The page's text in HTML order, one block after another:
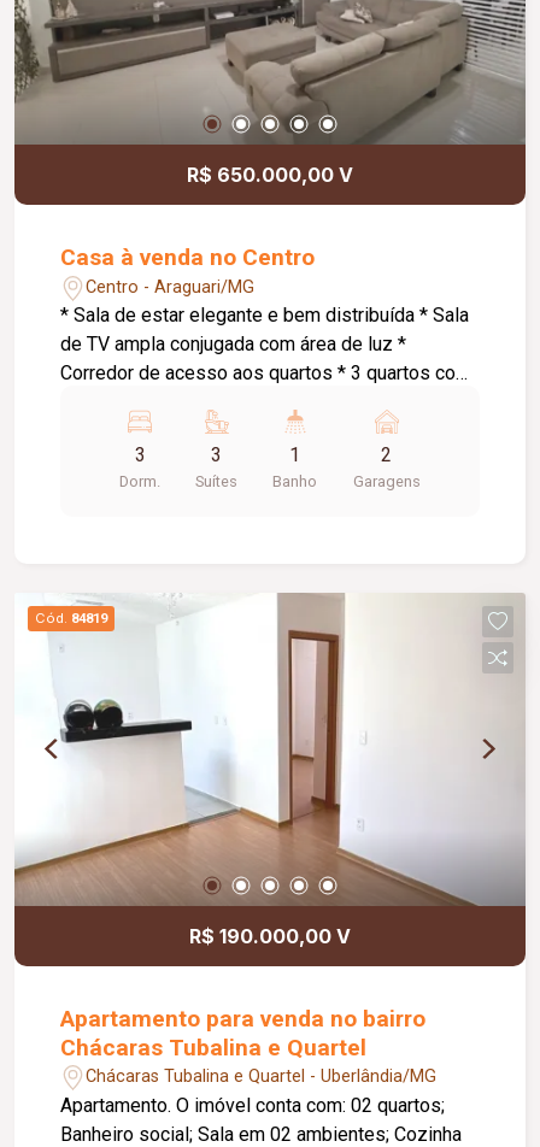
R$ 650.000,00 V
Casa à venda no Centro
Centro - Araguari/MG
* Sala de estar elegante e bem distribuída * Sala
de TV ampla conjugada com área de luz *
Corredor de acesso aos quartos * 3 quartos com
planejados e banheira de hidromassagem * 1
suíte com armários planejados * Cozinha
conjugada com área gourmet ampla *
pequenos * Portão eletrônico * 2 interfones para
maior comodidade e acessibilidade * Energia
solar atendendo as 3 suítes, proporcionando
mais economia e eficiência energética
3
Dorm.
3
Suítes
1
Banho
2
Garagens
Cód. 84819
R$ 190.000,00 V
Apartamento para venda no bairro
Chácaras Tubalina e Quartel
Chácaras Tubalina e Quartel - Uberlândia/MG
Apartamento. O imóvel conta com: 02 quartos;
Banheiro social; Sala em 02 ambientes; Cozinha